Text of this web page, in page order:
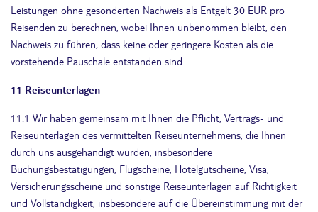
Leistungen ohne gesonderten Nachweis als Entgelt 30 EUR pro
Reisenden zu berechnen, wobei Ihnen unbenommen bleibt, den
Nachweis zu führen, dass keine oder geringere Kosten als die
vorstehende Pauschale entstanden sind.
11 Reiseunterlagen
11.1 Wir haben gemeinsam mit Ihnen die Pflicht, Vertrags- und
Reiseunterlagen des vermittelten Reiseunternehmens, die Ihnen
durch uns ausgehändigt wurden, insbesondere
Buchungsbestätigungen, Flugscheine, Hotelgutscheine, Visa,
Versicherungsscheine und sonstige Reiseunterlagen auf Richtigkeit
und Vollständigkeit, insbesondere auf die Übereinstimmung mit der